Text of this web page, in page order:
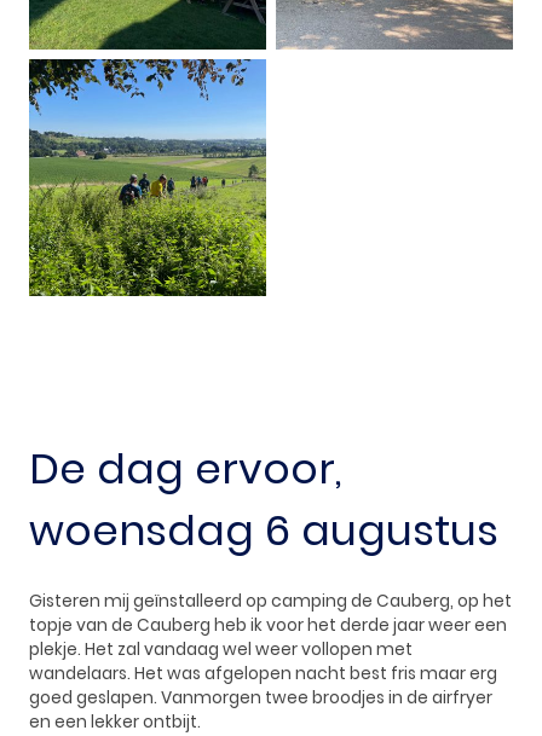
De dag ervoor,
woensdag 6 augustus
Gisteren mij geïnstalleerd op camping de Cauberg, op het
topje van de Cauberg heb ik voor het derde jaar weer een
plekje. Het zal vandaag wel weer vollopen met
wandelaars. Het was afgelopen nacht best fris maar erg
goed geslapen. Vanmorgen twee broodjes in de airfryer
en een lekker ontbijt.